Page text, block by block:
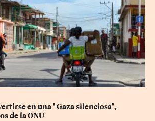
en una " Gaza silenciosa",
de la ONU